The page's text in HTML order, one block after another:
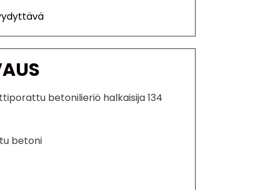
betonilieriö halkaisija 134
betoni